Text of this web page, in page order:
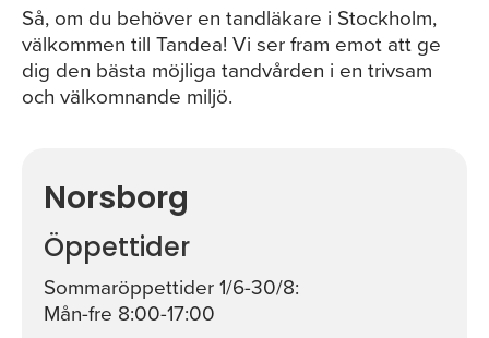
Så, om du behöver en tandläkare i Stockholm,
välkommen till Tandea! Vi ser fram emot att ge
dig den bästa möjliga tandvården i en trivsam
och välkomnande miljö.
Norsborg
Öppettider
Sommaröppettider 1/6-30/8:
Mån-fre 8:00-17:00